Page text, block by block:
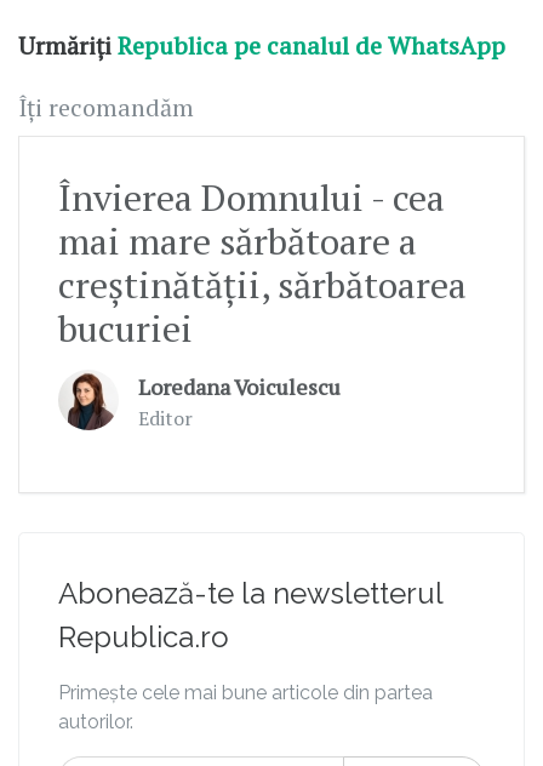
UrmărițiRepublica pe canalul de WhatsApp
Îți recomandăm
Învierea Domnului - cea
mai mare sărbătoare a
creştinătăţii, sărbătoarea
bucuriei
Loredana Voiculescu
Editor
Abonează-te la newsletterul
Republica.ro
Primește cele mai bune articole din partea
autorilor.